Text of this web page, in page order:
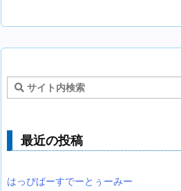
最近の投稿
はっぴばーすでーとぅーみー